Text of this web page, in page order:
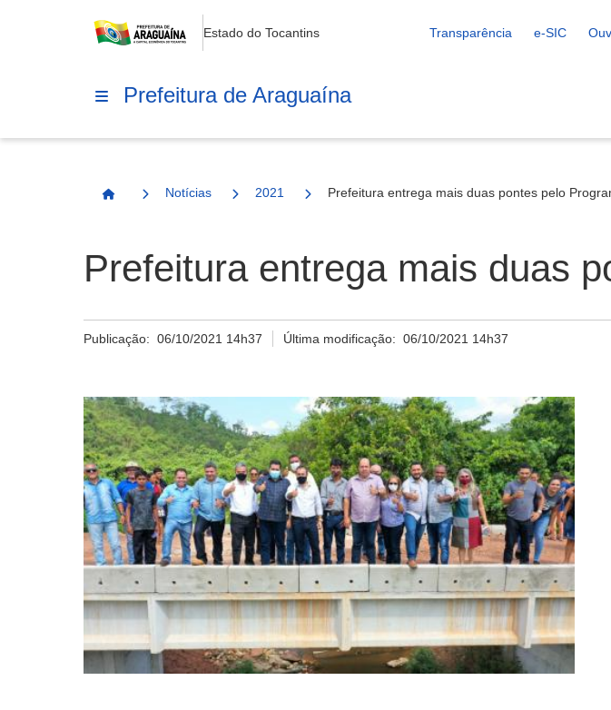
Estado do Tocantins Transparência e-SIC
Prefeitura de Araguaína
Página Inicial
Notícias 2021 Prefeitura entrega mais duas pontes pelo
Prefeitura entrega mais duas
Publicação: 06/10/2021 14h37 Última modificação:06/10/2021 14h37